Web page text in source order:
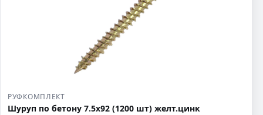
РУФКОМПЛЕКТ
Шуруп по бетону 7.5х92 (1200 шт) желт.цинк